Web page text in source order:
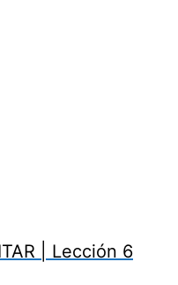
| Lección 6